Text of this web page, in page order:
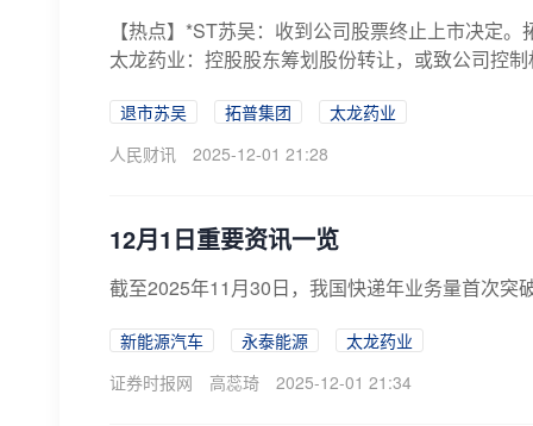
【热点】*ST苏吴：收到公司股票终止上市决定
太龙药业：控股股东筹划股份转让，或致公司控
退市苏吴 拓普集团
太龙药业
人民财讯
2025-12-01 21:28
12月1日重要资讯一览
截至2025年11月30日，我国快递年业务量首次突
新能源汽车 永泰能源
太龙药业
证券时报网
高蕊琦 2025-12-01 21:34